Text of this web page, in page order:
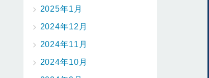
2025年1月
2024年12月
2024年11月
2024年10月